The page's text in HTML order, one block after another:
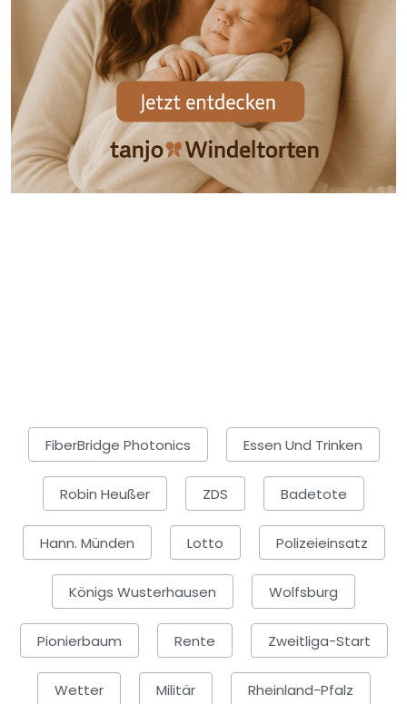
FiberBridge Photonics Essen Und Trinken
Robin Heußer ZDS Badetote
Hann. Münden Lotto Polizeieinsatz
Königs Wusterhausen Wolfsburg
Pionierbaum Rente Zweitliga-Start
Wetter Militär Rheinland-Pfalz